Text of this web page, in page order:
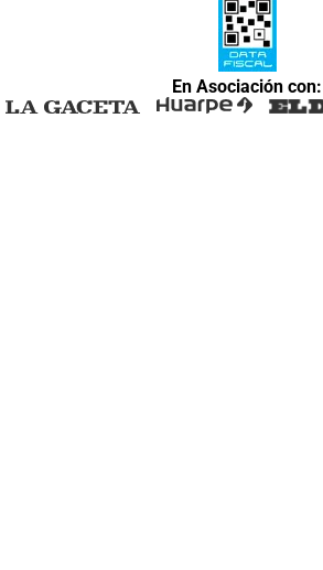
En Asociación con: